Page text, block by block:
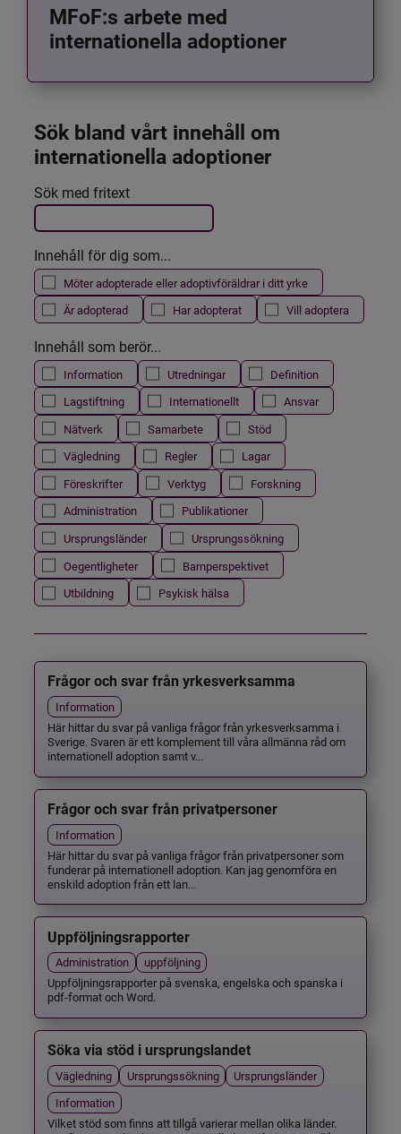
MFoF:s arbete med
internationella adoptioner
Sök bland vårt innehåll om
internationella adoptioner
Filtrera resultatet
Det här formuläret postas automatiskt
Sök med fritext
Innehåll för dig som...
Möter adopterade eller adoptivföräldrar i ditt yrke
Är adopterad
Har adopterat Vill adoptera
Innehåll som berör...
Information Utredningar
Definition
Lagstiftning
Internationellt
Ansvar
Nätverk
Samarbete
Stöd
Vägledning
Regler
Lagar
Föreskrifter
Verktyg
Forskning
Administration
Publikationer
Ursprungsländer
Ursprungssökning
Oegentligheter
Barnperspektivet
Utbildning
Psykisk hälsa
Frågor och svar från yrkesverksamma
Information
Här hittar du svar på vanliga frågor från yrkesverksamma i
Sverige. Svaren är ett komplement till våra allmänna råd om
internationell adoption samt v...
Frågor och svar från privatpersoner
Information
Här hittar du svar på vanliga frågor från privatpersoner som
funderar på internationell adoption. Kan jag genomföra en
enskild adoption från ett lan...
Uppföljningsrapporter
Administration
uppföljning
Uppföljningsrapporter på svenska, engelska och spanska i
pdf-format och Word.
Söka via stöd i ursprungslandet
Vägledning Ursprungssökning
Ursprungsländer
Information
Vilket stöd som finns att tillgå varierar mellan olika länder.